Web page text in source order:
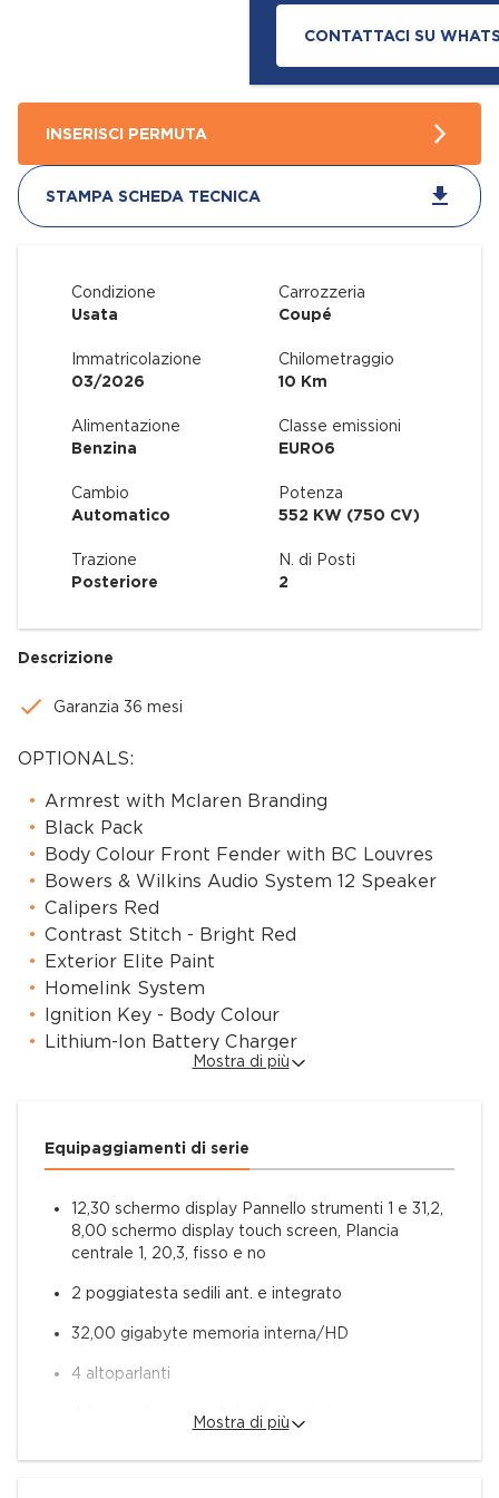
CONTATTACI SU
INSERISCI PERMUTA
STAMPA SCHEDA TECNICA
Condizione
Usata
Carrozzeria
Coupé
Immatricolazione
03/2026
Chilometraggio
10 Km
Alimentazione
Benzina
Classe emissioni
EURO6
Cambio
Automatico
Potenza
552 KW (750 CV)
Trazione
Posteriore
N. di Posti
2
Descrizione
Garanzia 36 mesi
OPTIONALS:
Armrest with Mclaren Branding
Black Pack
Body Colour Front Fender with BC Louvres
Bowers & Wilkins Audio System 12 Speaker
Calipers Red
Contrast Stitch - Bright Red
Exterior Elite Paint
Homelink System
Ignition Key - Body Colour
Lithium-Ion Battery Charger
McLaren Branded Floor Mat Set
Stealth Badge Pack
Strike - 10 Spoke Super-Lightweight
Vehicle Lift
Wheel Finish -Gloss Black
McLaren Milano is pleased to offer this McLaren
vehicle, available for prompt delivery.
Selling price is including 22% VAT.
The vehicle is showcased at our McLaren Milano
Mostra di più
Equipaggiamenti di serie
12,30 schermo display Pannello strumenti 1 e 31,2,
8,00 schermo display touch screen, Plancia
centrale 1, 20,3, fisso e no
2 poggiatesta sedili ant. e integrato
32,00 gigabyte memoria interna/HD
4 altoparlanti
4 freni a disco con 4 dischi ventilati e pinze
verniciate pinze verniciate
Mostra di più